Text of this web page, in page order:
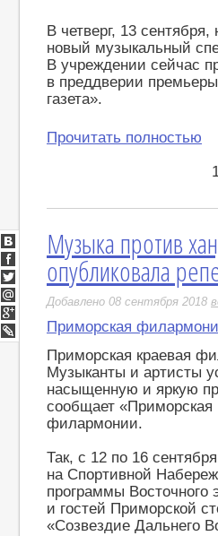
В четверг, 13
новый музыкальный
В учреждении сейчас
в преддверии
газета».
Прочитать полностью
Музыка против
опубликовала
Добавлено 08 сентября 2018
Приморская
Приморская краевая
Музыканты и артисты
насыщенную и яркую
сообщает «Приморская
филармонии.
Так, с 12 по 16
на Спортивной
программы Восточного
и гостей Приморской
«Созвездие Дальнего
ВКонтакте
Facebook
Twitter
Мой
Мир
Google+
LiveJournal